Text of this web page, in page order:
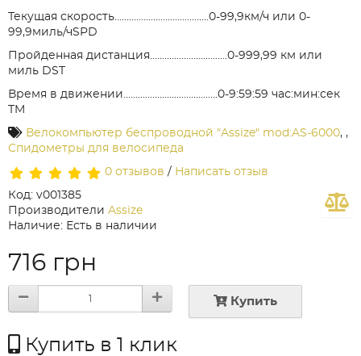
Текущая скорость.......................................0-99,9км/ч или 0-
99,9миль/чSPD
Пройденная дистанция................................0-999,99 км или
миль DST
Время в движении.......................................0-9:59:59 час:мин:сек
TM
Велокомпьютер беспроводной "Assize" mod:AS-6000, ,
Спидометры для велосипеда
0 отзывов / Написать отзыв
Код: v001385
Производители Assize
Наличие: Есть в наличии
716 грн
Купить
Купить в 1 клик